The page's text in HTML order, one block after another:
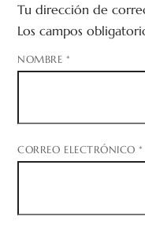
Tu dirección de
Los campos
NOMBRE *
CORREO ELECTRÓNICO*